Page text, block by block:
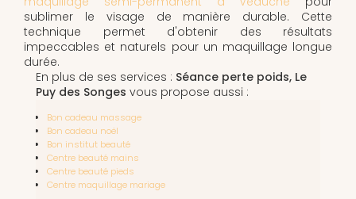
sublimer le visage de manière durable. Cette
technique permet d'obtenir des résultats
impeccables et naturels pour un maquillage longue
durée.
En plus de ses services : Séance perte poids, Le
Puy des Songes vous propose aussi :
Bon cadeau massage
Bon cadeau noël
Bon institut beauté
Centre beauté mains
Centre beauté pieds
Centre maquillage mariage